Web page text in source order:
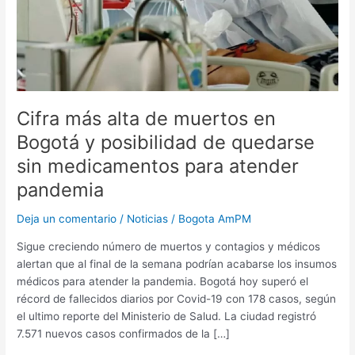
Cifra más alta de muertos en
Bogotá y posibilidad de quedarse
sin medicamentos para atender
pandemia
Deja un comentario / Noticias / Bogota AmPM
Sigue creciendo número de muertos y contagios y médicos
alertan que al final de la semana podrían acabarse los insumos
médicos para atender la pandemia. Bogotá hoy superó el
récord de fallecidos diarios por Covid-19 con 178 casos, según
el ultimo reporte del Ministerio de Salud. La ciudad registró
7.571 nuevos casos confirmados de la […]
quedarse
sin
medicamentos
para
pandemia